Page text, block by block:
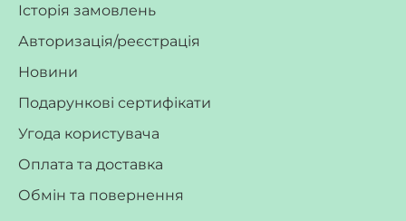
Історія замовлень
Авторизація/реєстрація
Новини
Подарункові сертифікати
Угода користувача
Оплата та доставка
Обмін та повернення